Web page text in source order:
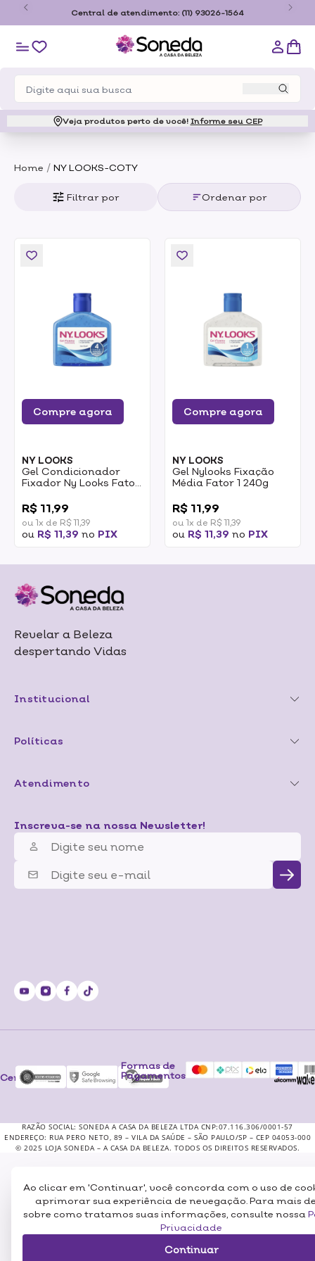
Central de atendimento: (11) 93026-1564
Veja produtos perto de você! Informe seu CEP
Ao clicar em 'Continuar', você concorda com o uso de
aprimorar sua experiência de nevegação. Para mais
sobre como tratamos suas informações, consulte nossa
Privacidade
Continuar
Home / NY LOOKS-COTY
Filtrar por Ordenar por
Compre agora
NY LOOKS
Gel Condicionador
Fixador Ny Looks Fator
R$ 11,99
ou 1x de R$ 11,39
ou R$ 11,39 no PIX
Compre agora
NY LOOKS
Gel Nylooks Fixação
Média Fator 1 240g
R$ 11,99
ou 1x de R$ 11,39
ou R$ 11,39 no PIX
Revelar a Beleza
despertando Vidas
Institucional
Políticas
Atendimento
Inscreva-se na nossa Newsletter!
Certificados
Formas de
Pagamentos
RAZÃO SOCIAL: SONEDA A CASA DA BELEZA LTDA CNP:07.116.306/0001-57
ENDEREÇO: RUA PERO NETO, 89 – VILA DA SAÚDE – SÃO PAULO/SP – CEP 04053-000
© 2025 LOJA SONEDA – A CASA DA BELEZA. TODOS OS DIREITOS RESERVADOS.